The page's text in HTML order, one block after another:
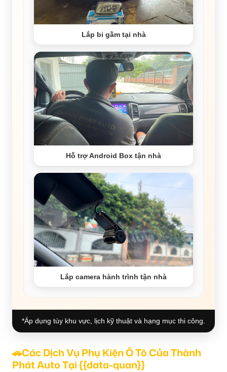
Lắp bi gầm tại nhà
Hỗ trợ Android Box tận nhà
Lắp camera hành trình tận nhà
*Áp dụng tùy khu vực, lịch kỹ thuật và hạng mục thi công.
🚗Các Dịch Vụ Phụ Kiện Ô Tô Của Thành
Phát Auto Tại {{data-quan}}